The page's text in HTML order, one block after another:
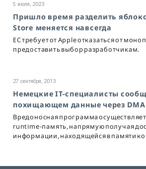
5 июля, 2023
Пришло время разделить
Store меняется навсегда
ЕС требует от Apple отказаться от
предоставить выбор разработчикам.
27 сентября, 2013
Немецкие IT-специалисты
похищающем данные через DMA
Вредоносная программа осуществляет
runtime-память, напрямую получая
информации, находящейся в памяти